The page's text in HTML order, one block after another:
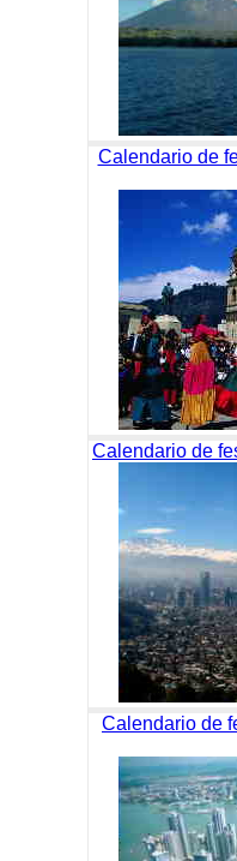
Calendario de
Calendario de
Calendario de